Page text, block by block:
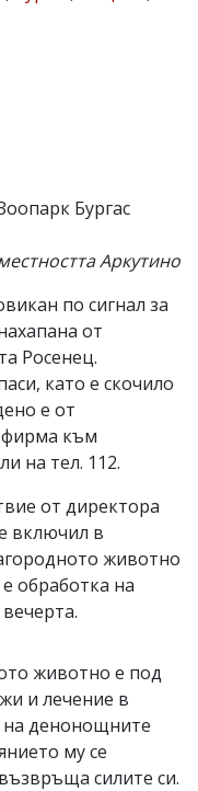
Бургас
Аркутино
по сигнал за
от
Росенец.
като е скочило
е от
фирма към
на тел. 112.
от директора
включил в
животно
обработка на
животно е под
и лечение в
на денонощните
му се
силите си.